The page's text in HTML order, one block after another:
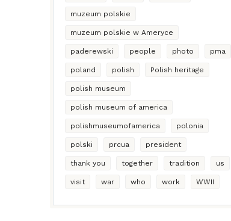
muzeum polskie
muzeum polskie w Ameryce
paderewski people photo pma
poland polish Polish heritage
polish museum
polish museum of america
polishmuseumofamerica polonia
polski prcua president
thank you together tradition us
visit war who work WWII